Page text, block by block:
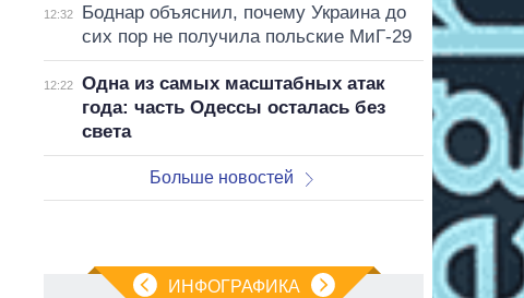
12:32
Боднар объяснил, почему Украина до
сих пор не получила польские МиГ-29
12:22
Одна из самых масштабных атак
года: часть Одессы осталась без
света
Больше новостей
ИНФОГРАФИКА